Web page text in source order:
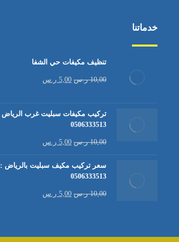
خدماتنا
تنظيف مكيفات حي الشفا
10,00 ر.س 5,00 ر.س
تركيب مكيفات سبليت غرب الرياض
0506333513
10,00 ر.س 5,00 ر.س
سعر تركيب مكيف سبليت بالرياض :
0506333513
10,00 ر.س 5,00 ر.س